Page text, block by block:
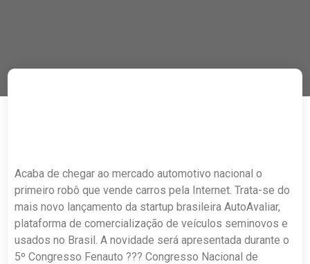
Acaba de chegar ao mercado automotivo nacional o
primeiro robô que vende carros pela Internet. Trata-se do
mais novo lançamento da startup brasileira AutoAvaliar,
plataforma de comercialização de veículos seminovos e
usados no Brasil. A novidade será apresentada durante o
5º Congresso Fenauto ??? Congresso Nacional de